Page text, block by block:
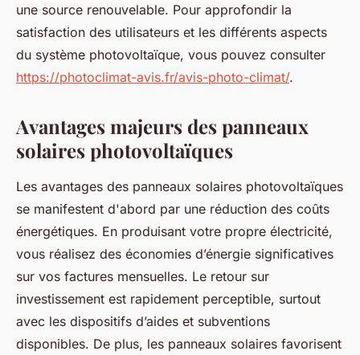
une source renouvelable. Pour approfondir la
satisfaction des utilisateurs et les différents aspects
du système photovoltaïque, vous pouvez consulter
https://photoclimat-avis.fr/avis-photo-climat/.
Avantages majeurs des panneaux
solaires photovoltaïques
Les avantages des panneaux solaires photovoltaïques
se manifestent d'abord par une réduction des coûts
énergétiques. En produisant votre propre électricité,
vous réalisez des économies d’énergie significatives
sur vos factures mensuelles. Le retour sur
investissement est rapidement perceptible, surtout
avec les dispositifs d’aides et subventions
disponibles. De plus, les panneaux solaires favorisent